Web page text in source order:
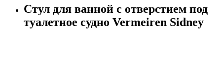
Стул для ванной с отверстием под
туалетное судно Vermeiren Sidney